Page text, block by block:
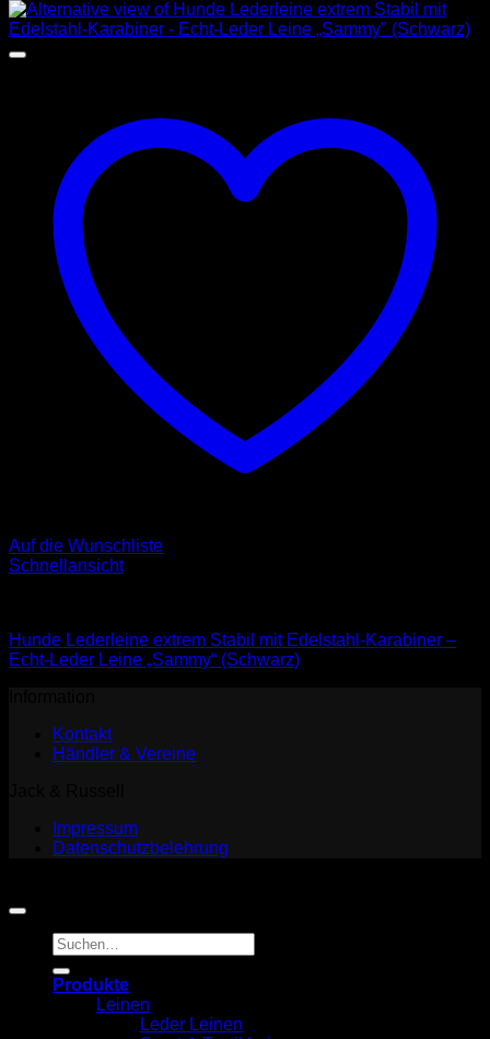
Auf die Wunschliste
Schnellansicht
Hunde Lederleine extrem Stabil mit Edelstahl-Karabiner –
Echt-Leder Leine „Sammy“ (Schwarz)
Kontakt
Händler & Vereine
Impressum
Datenschutzbelehrung
Suchen
nach:
Produkte
Leinen
Leder Leinen